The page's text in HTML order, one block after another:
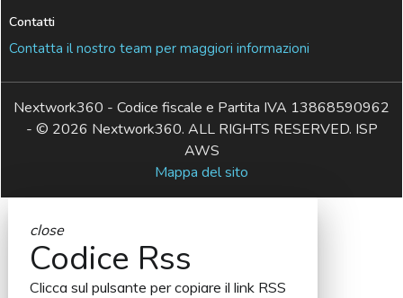
Contatti
Contatta il nostro team per maggiori informazioni
Nextwork360 - Codice fiscale e Partita IVA 13868590962
- © 2026 Nextwork360. ALL RIGHTS RESERVED. ISP
AWS
Mappa del sito
close
Codice Rss
Clicca sul pulsante per copiare il link RSS